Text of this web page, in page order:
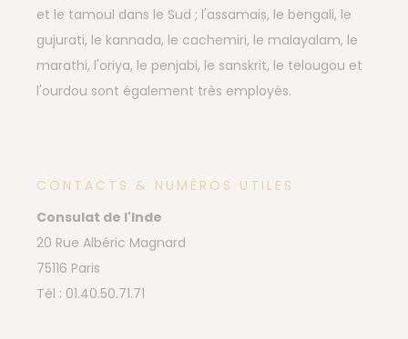
et le tamoul dans le Sud ; l'assamais, le bengali, le
gujurati, le kannada, le cachemiri, le malayalam, le
marathi, l'oriya, le penjabi, le sanskrit, le telougou et
l'ourdou sont également très employés.
CONTACTS & NUMÉROS UTILES
Consulat de l'Inde
20 Rue Albéric Magnard
75116 Paris
Tél : 01.40.50.71.71